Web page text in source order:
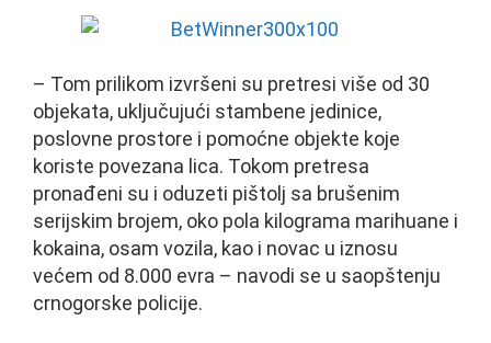
– Tom prilikom izvršeni su pretresi više od 30
objekata, uključujući stambene jedinice,
poslovne prostore i pomoćne objekte koje
koriste povezana lica. Tokom pretresa
pronađeni su i oduzeti pištolj sa brušenim
serijskim brojem, oko pola kilograma marihuane i
kokaina, osam vozila, kao i novac u iznosu
većem od 8.000 evra – navodi se u saopštenju
crnogorske policije.